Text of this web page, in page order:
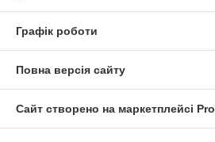
Графік роботи
Повна версія сайту
Сайт створено на маркетплейсі